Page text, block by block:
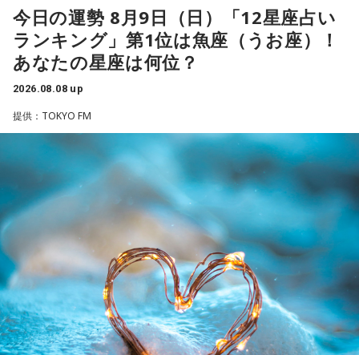
乾電池は「内に秘めたエネルギー」を暗示しています。あな
たは追い詰められると、理屈より先に、その時の衝動でとっ
さに動く本能タイプ。ある意味では、いちばん人間らしいか
もしれません。勢いが吉と出ることも多いですが、一呼吸置
いて考える癖もつけてみて。
4．懐中電灯……本性は「冷静な神様!?」
懐中電灯は「今後の見通し」を暗示しています。あなたは極
限の場面でもパニックにならず、状況を一歩引いて見極める
冷静沈着なタイプ。感情に飲まれず、俯瞰して考えられるタ
イプです。ただ、いつも冷静すぎると近寄りがたく見られる
こともあるので、時には素直になってみましょう。
天使も悪魔も、どちらもあなたの一部。自分の中の両方を知
っておくことが、いざという時の本当の強さになるのかもし
れません。
シーズン、ヤクルトの監督を務め、前年最下位からの日本
一、球団初のリーグ連覇を成し遂げた。
選手としても指揮官としてもヤクルトが誇る球界のレジェン
ドといえる髙津が8月15日（土）に神宮球場で行われる「ヤ
クルト×DeNA」に『ニッポン放送ショウアップナイター』の
スペシャルゲスト解説として登場する。現役時代は『ニッポ
ン放送ショウアップナイター』の事前情報番組でレギュラー
出演コーナーを持つなど、ニッポン放送リスナーにはお馴染
みの髙津だが、『ニッポン放送ショウアップナイター』で解
説を務めるのは2013年以来、13年ぶりとなる。
ペナントレースも終盤に差し掛かり、古巣・ヤクルトにとっ
て勝負の夏となる神宮球場の一戦での髙津氏ならではの視点
に注目が集まる。
今日の運勢 8月9日（日）「12星座占い
ランキング」第1位は魚座（うお座）！
あなたの星座は何位？
2026.08.08 up
提供：TOKYO FM